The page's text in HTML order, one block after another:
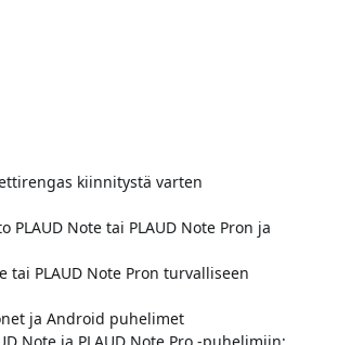
kiinnitystä varten
Note tai PLAUD Note Pron ja
PLAUD Note Pron turvalliseen
ja Android puhelimet